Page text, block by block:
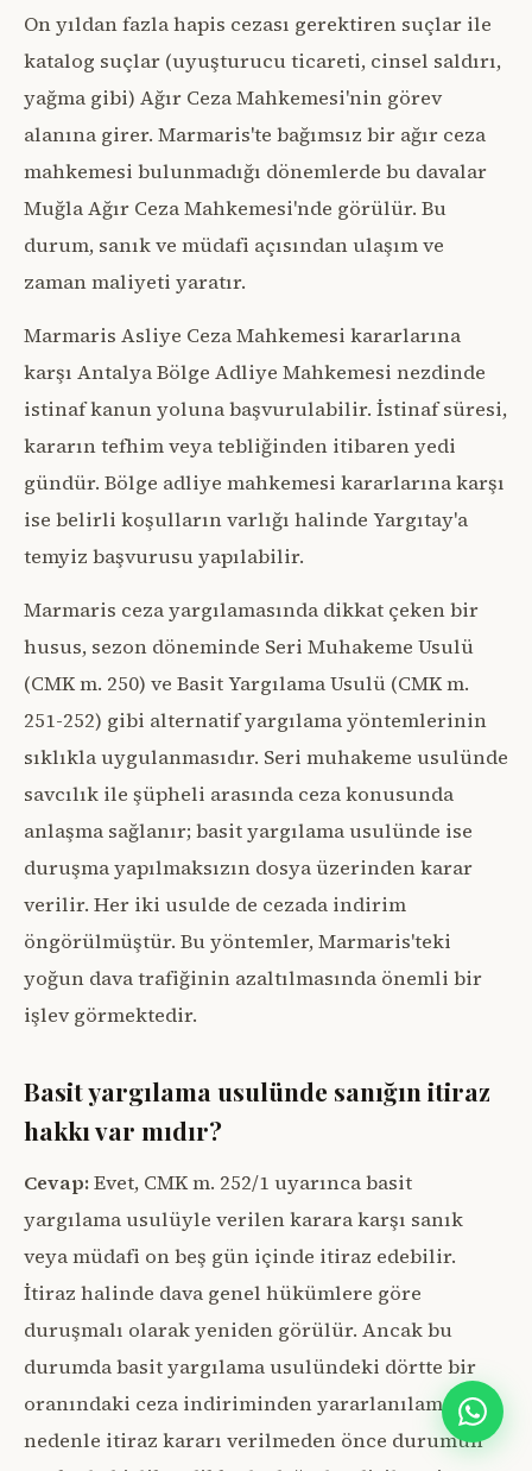
On yıldan fazla hapis cezası gerektiren suçlar ile
katalog suçlar (uyuşturucu ticareti, cinsel saldırı,
yağma gibi) Ağır Ceza Mahkemesi'nin görev
alanına girer. Marmaris'te bağımsız bir ağır ceza
mahkemesi bulunmadığı dönemlerde bu davalar
Muğla Ağır Ceza Mahkemesi'nde görülür. Bu
durum, sanık ve müdafi açısından ulaşım ve
zaman maliyeti yaratır.
Marmaris Asliye Ceza Mahkemesi kararlarına
karşı Antalya Bölge Adliye Mahkemesi nezdinde
istinaf kanun yoluna başvurulabilir. İstinaf süresi,
kararın tefhim veya tebliğinden itibaren yedi
gündür. Bölge adliye mahkemesi kararlarına karşı
ise belirli koşulların varlığı halinde Yargıtay'a
temyiz başvurusu yapılabilir.
Marmaris ceza yargılamasında dikkat çeken bir
husus, sezon döneminde Seri Muhakeme Usulü
(CMK m. 250) ve Basit Yargılama Usulü (CMK m.
251-252) gibi alternatif yargılama yöntemlerinin
sıklıkla uygulanmasıdır. Seri muhakeme usulünde
savcılık ile şüpheli arasında ceza konusunda
anlaşma sağlanır; basit yargılama usulünde ise
duruşma yapılmaksızın dosya üzerinden karar
verilir. Her iki usulde de cezada indirim
öngörülmüştür. Bu yöntemler, Marmaris'teki
yoğun dava trafiğinin azaltılmasında önemli bir
işlev görmektedir.
Basit yargılama usulünde sanığın itiraz
hakkı var mıdır?
Cevap:Evet, CMK m. 252/1 uyarınca basit
yargılama usulüyle verilen karara karşı sanık
veya müdafi on beş gün içinde itiraz edebilir.
İtiraz halinde dava genel hükümlere göre
duruşmalı olarak yeniden görülür. Ancak bu
durumda basit yargılama usulündeki dörtte bir
oranındaki ceza indiriminden yararlanılamaz. Bu
nedenle itiraz kararı verilmeden önce durumun